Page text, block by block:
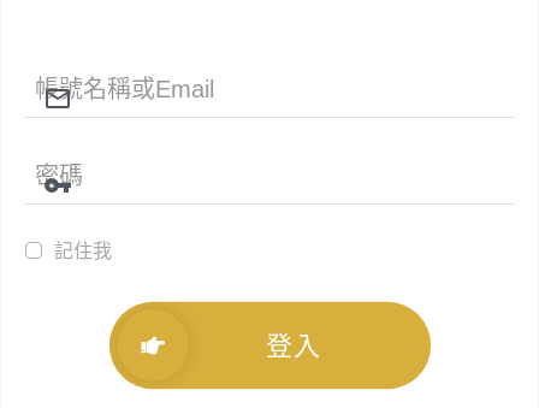
記住我
登入